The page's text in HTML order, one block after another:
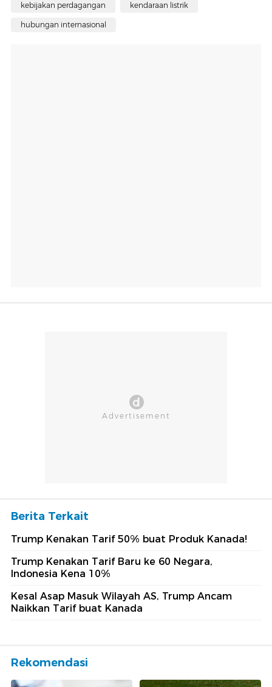
kebijakan perdagangan kendaraan listrik
hubungan internasional
Berita Terkait
Trump Kenakan Tarif 50% buat Produk Kanada!
Trump Kenakan Tarif Baru ke 60 Negara,
Indonesia Kena 10%
Kesal Asap Masuk Wilayah AS, Trump Ancam
Naikkan Tarif buat Kanada
Rekomendasi